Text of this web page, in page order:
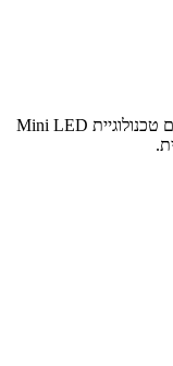
מסך TCL 55C835 מציע חוויית צפייה מעולה עם טכנולוגיית Mini LED